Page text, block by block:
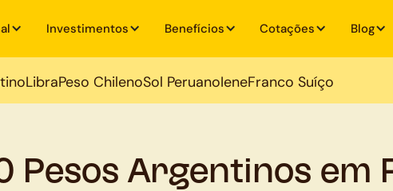
Investimentos Benefícios Cotações Blog
LibraPeso ChilenoSol PeruanoIeneFranco Suíço
Pesos Argentinos em